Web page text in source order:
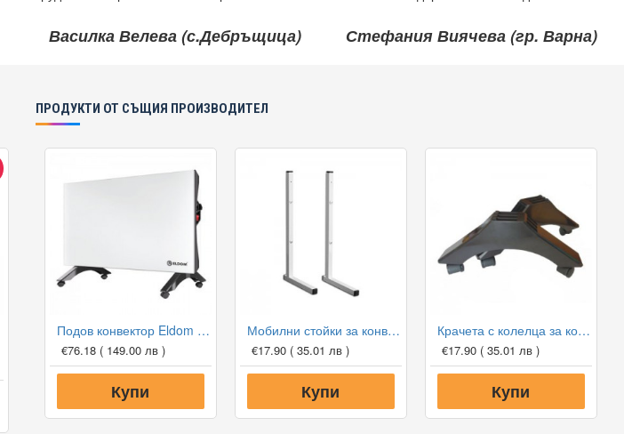
Василка Велева (с.Дебръщица) Стефания Виячева (гр. Варна)
ПРОДУКТИ ОТ СЪЩИЯ ПРОИЗВОДИТЕЛ
Подов конвектор Eldom Galant RH01F20M-W
€76.18 ( 149.00 лв )
Купи
Мобилни стойки за конвектори Eldom
€17.90 ( 35.01 лв )
Купи
Крачета с колелца за конвектори Eldom Galant
€17.90 ( 35.01 лв )
Купи